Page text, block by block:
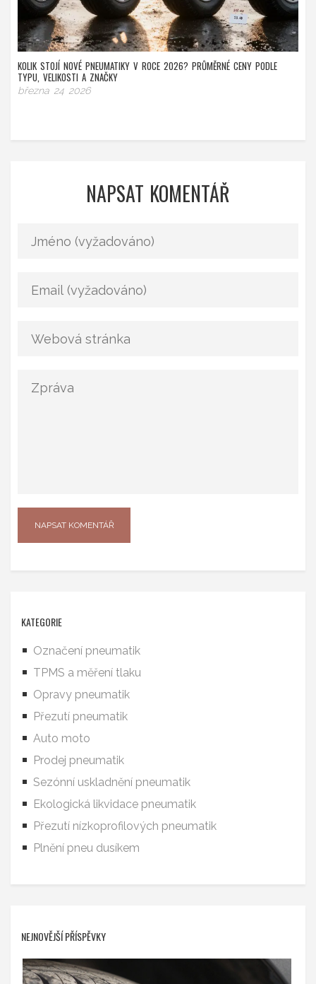
KOLIK STOJÍ NOVÉ PNEUMATIKY V ROCE 2026? PRŮMĚRNÉ CENY PODLE
TYPU, VELIKOSTI A ZNAČKY
března 24 2026
NAPSAT KOMENTÁŘ
KATEGORIE
Označení pneumatik
TPMS a měření tlaku
Opravy pneumatik
Přezutí pneumatik
Auto moto
Prodej pneumatik
Sezónní uskladnění pneumatik
Ekologická likvidace pneumatik
Přezutí nízkoprofilových pneumatik
Plnění pneu dusíkem
NEJNOVĚJŠÍ PŘÍSPĚVKY